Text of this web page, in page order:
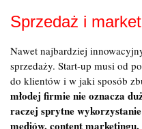
Sprzedaż i
Nawet najbardziej
sprzedaży. Start-up musi od
do klientów i w jaki sposób
młodej firmie nie oznacza
raczej sprytne
mediów, content